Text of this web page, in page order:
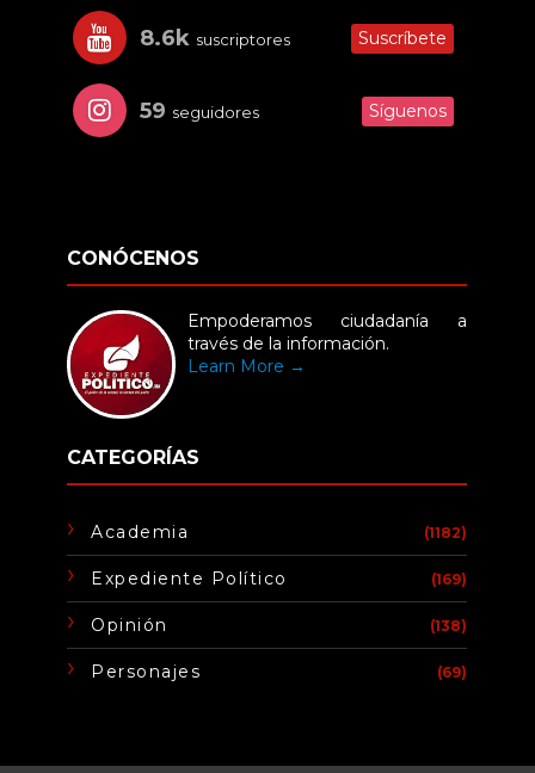
8.6k suscriptores Suscríbete
59 seguidores Síguenos
CONÓCENOS
Empoderamos ciudadanía a
través de la información.
Learn More →
CATEGORÍAS
Academia (1182)
Expediente Político (169)
Opinión (138)
Personajes (69)